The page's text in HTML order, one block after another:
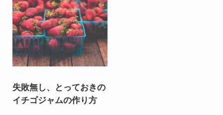
失敗無し、とっておきの
イチゴジャムの作り方